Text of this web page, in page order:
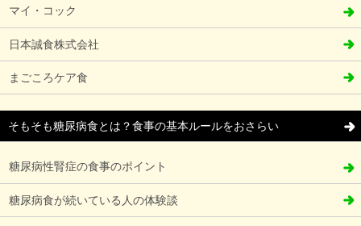
マイ・コック
日本誠食株式会社
まごころケア食
そもそも糖尿病食とは？食事の基本ルールをおさらい
糖尿病性腎症の食事のポイント
糖尿病食が続いている人の体験談